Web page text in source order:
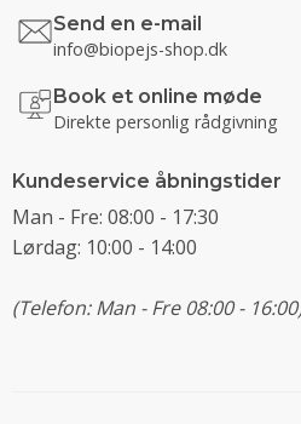
Send en e-mail
info@biopejs-shop.dk
Book et online møde
Direkte personlig rådgivning
Kundeservice åbningstider
Man - Fre: 08:00 - 17:30
Lørdag: 10:00 - 14:00
(Telefon: Man - Fre 08:00 -